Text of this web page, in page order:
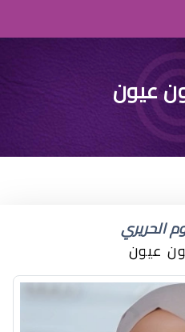
العين عند
من النوم
عيون
الحريري
عيون